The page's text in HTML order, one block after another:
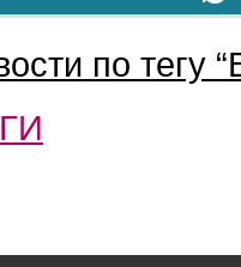
по тегу “